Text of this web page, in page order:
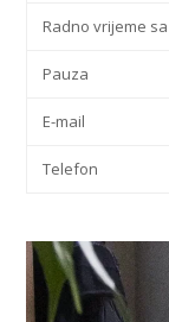
Radno vrijeme
Pauza
E-mail
Telefon